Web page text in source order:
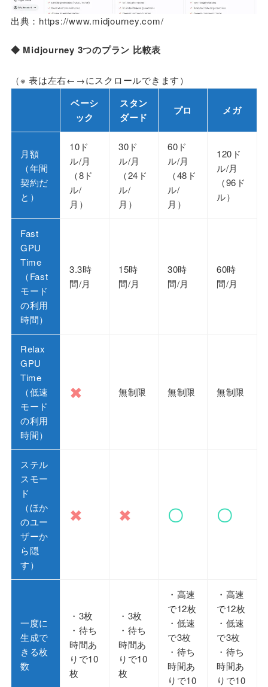
出典：https://www.midjourney.com/
◆ Midjourney 3つのプラン 比較表
（※ 表は左右←→にスクロールできます）
ベーシ
ック
スタン
ダード
プロ メガ
月額
（年間
契約だ
と）
10ド
ル/月
（8ド
ル/
月）
30ド
ル/月
（24ド
ル/
月）
60ド
ル/月
（48ド
ル/
月）
120ド
ル/月
（96ド
ル）
Fast
GPU
Time
（Fast
モード
の利用
時間）
3.3時
間/月
15時
間/月
30時
間/月
60時
間/月
Relax
GPU
Time
（低速
モード
の利用
時間）
✖ 無制限 無制限 無制限
ステル
スモー
ド
（ほか
のユー
ザーか
ら隠
す）
✖ ✖ 〇 〇
一度に
生成で
きる枚
数
・3枚
・待ち
時間あ
りで10
枚
・3枚
・待ち
時間あ
りで10
枚
・高速
で12枚
・低速
で3枚
・待ち
時間あ
りで10
・高速
で12枚
・低速
で3枚
・待ち
時間あ
りで10